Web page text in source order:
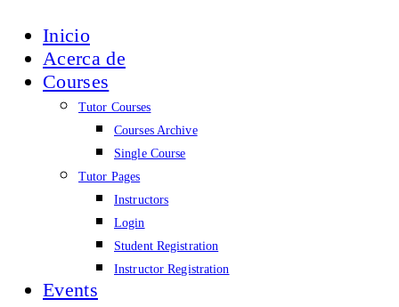
Inicio
Acerca de
Courses
Tutor Courses
Courses Archive
Single Course
Tutor Pages
Instructors
Login
Student Registration
Instructor Registration
Events